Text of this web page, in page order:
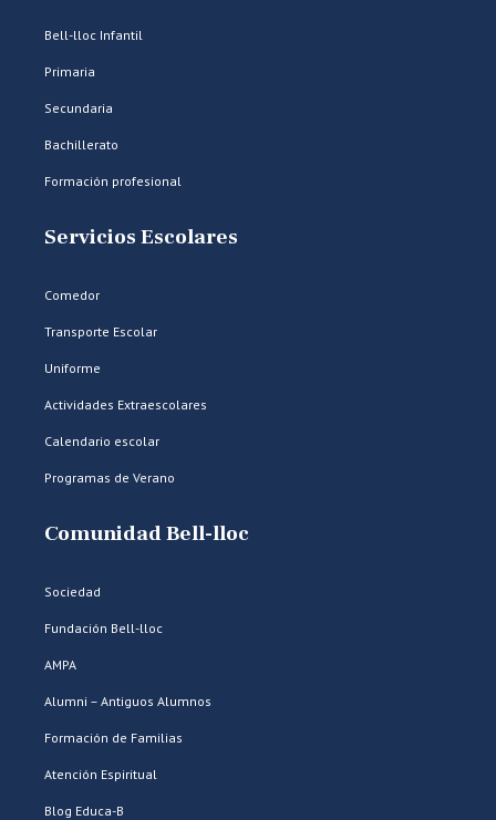
Bell-lloc Infantil
Primaria
Secundaria
Bachillerato
Formación profesional
Servicios Escolares
Comedor
Transporte Escolar
Uniforme
Actividades Extraescolares
Calendario escolar
Programas de Verano
Comunidad Bell-lloc
Sociedad
Fundación Bell-lloc
AMPA
Alumni – Antiguos Alumnos
Formación de Familias
Atención Espiritual
Blog Educa-B